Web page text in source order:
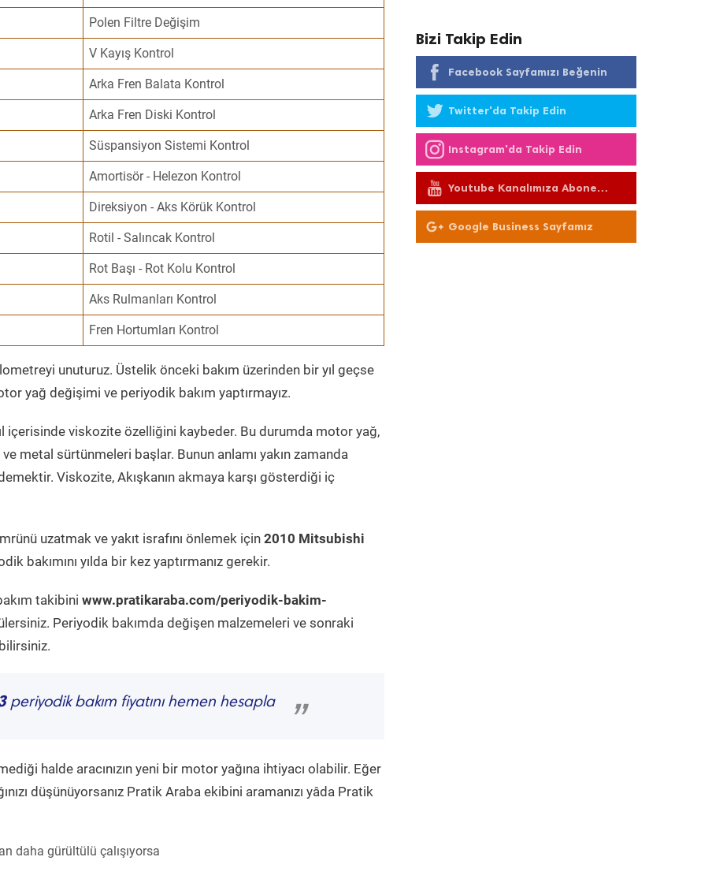
Polen Filtre Değişim
V Kayış Kontrol
Arka Fren Balata Kontrol
Arka Fren Diski Kontrol
Süspansiyon Sistemi Kontrol
Amortisör - Helezon Kontrol
Direksiyon - Aks Körük Kontrol
Rotil - Salıncak Kontrol
Rot Başı - Rot Kolu Kontrol
Aks Rulmanları Kontrol
Fren Hortumları Kontrol
unuturuz. Üstelik önceki bakım üzerinden bir yıl geçse
yağ değişimi ve periyodik bakım yaptırmayız.
içerisinde viskozite özelliğini kaybeder. Bu durumda motor yağ,
metal sürtünmeleri başlar. Bunun anlamı yakın zamanda
Viskozite, Akışkanın akmaya karşı gösterdiği iç
uzatmak ve yakıt israfını önlemek için 2010 Mitsubishi
bakımını yılda bir kez yaptırmanız gerekir.
takibini www.pratikaraba.com/periyodik-bakim-
Periyodik bakımda değişen malzemeleri ve sonraki
periyodik bakım fiyatını hemen hesapla
”
halde aracınızın yeni bir motor yağına ihtiyacı olabilir. Eğer
düşünüyorsanız Pratik Araba ekibini aramanızı yâda Pratik
daha gürültülü çalışıyorsa
Bizi Takip Edin
Facebook Sayfamızı Beğenin
Twitter'da Takip Edin
Instagram'da Takip Edin
Youtube Kanalımıza Abone
Olun
Google Business Sayfamız